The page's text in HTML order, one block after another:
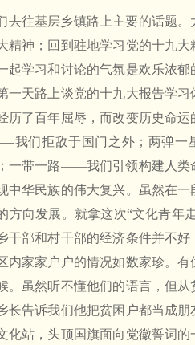
去往基层乡镇路上主要的话题。
精神；回到驻地学习党的十九
起学习和讨论的气氛是欢乐浓
一天路上谈党的十九大报告学
历了百年屈辱，而改变历史命
我们拒敌于国门之外；两弹
带一路——我们引领构建人类
华民族的伟大复兴。虽然在一
向发展。就拿这次“文化青年
干部和村干部的经济条件并不
家家户户的情况如数家珍。有
。虽然听不懂他们的语言，但
长告诉我们他把贫困户都当成
化站，头顶国旗面向党徽誓词